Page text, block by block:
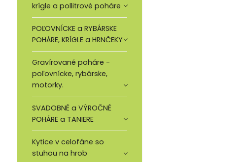
krígle a pollitrové poháre
POĽOVNÍCKE a RYBÁRSKE
POHÁRE, KRÍGLE a HRNČEKY
Gravírované poháre -
poľovnícke, rybárske,
motorky.
SVADOBNÉ a VÝROČNÉ
POHÁRE a TANIERE
Kytice v celofáne so
stuhou na hrob